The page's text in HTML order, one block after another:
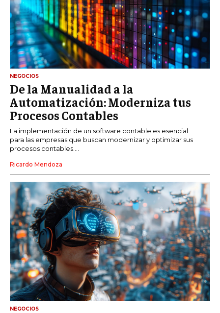
NEGOCIOS
De la Manualidad a la
Automatización: Moderniza tus
Procesos Contables
La implementación de un software contable es esencial
para las empresas que buscan modernizar y optimizar sus
procesos contables....
Ricardo Mendoza
NEGOCIOS